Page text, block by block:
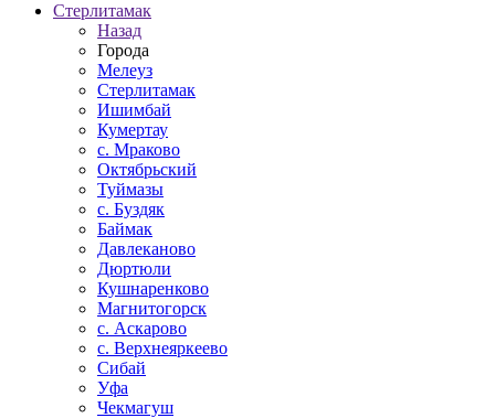
Стерлитамак
Назад
Города
Мелеуз
Стерлитамак
Ишимбай
Кумертау
c. Мраково
Октябрьский
Туймазы
c. Буздяк
Баймак
Давлеканово
Дюртюли
Кушнаренково
Магнитогорск
с. Аскарово
с. Верхнеяркеево
Сибай
Уфа
Чекмагуш